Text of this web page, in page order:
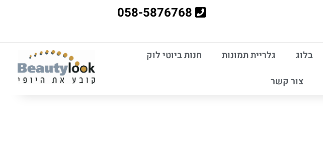
058-5876768
בלוג גלריית תמונות
חנות ביוטי לוק
צור קשר